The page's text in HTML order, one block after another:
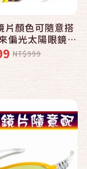
片顏色可隨意搭
、
白內障擋強光
NT$999